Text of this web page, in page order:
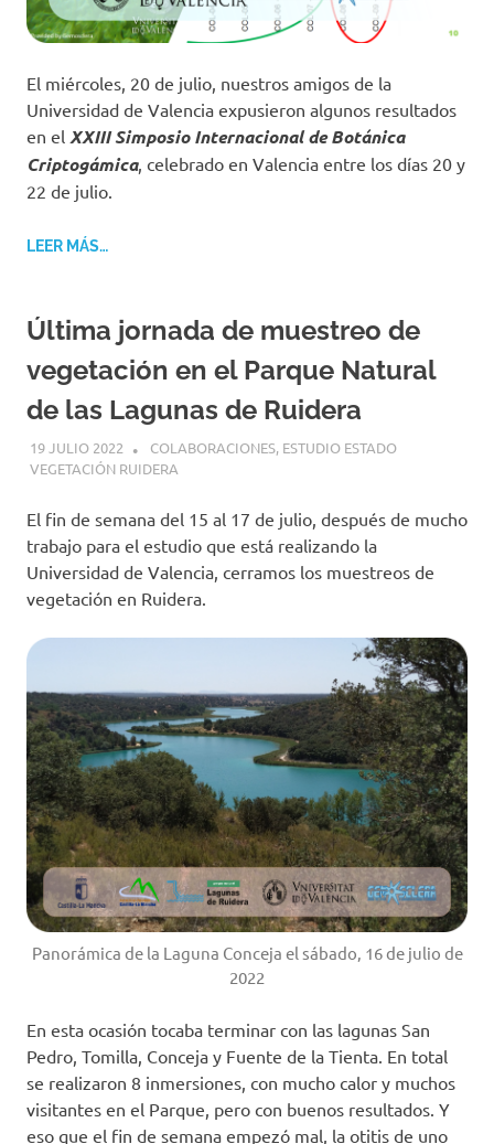
El miércoles, 20 de julio, nuestros amigos de la
Universidad de Valencia expusieron algunos resultados
en el XXIII Simposio Internacional de Botánica
Criptogámica, celebrado en Valencia entre los días 20 y
22 de julio.
LEER MÁS…
Última jornada de muestreo de
vegetación en el Parque Natural
de las Lagunas de Ruidera
19 JULIO 2022 GEMOSCLERA
COLABORACIONES, ESTUDIO ESTADO
VEGETACIÓN RUIDERA
El fin de semana del 15 al 17 de julio, después de mucho
trabajo para el estudio que está realizando la
Universidad de Valencia, cerramos los muestreos de
vegetación en Ruidera.
Panorámica de la Laguna Conceja el sábado, 16 de julio de
2022
En esta ocasión tocaba terminar con las lagunas San
Pedro, Tomilla, Conceja y Fuente de la Tienta. En total
se realizaron 8 inmersiones, con mucho calor y muchos
visitantes en el Parque, pero con buenos resultados. Y
eso que el fin de semana empezó mal, la otitis de uno